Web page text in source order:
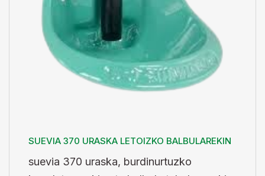
SUEVIA 370 URASKA LETOIZKO BALBULAREKIN
suevia 370 uraska, burdinurtuzko